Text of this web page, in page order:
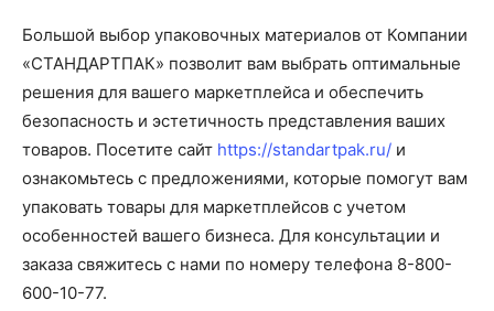
Большой выбор упаковочных материалов от Компании
«СТАНДАРТПАК» позволит вам выбрать оптимальные
решения для вашего маркетплейса и обеспечить
безопасность и эстетичность представления ваших
товаров. Посетите сайт https://standartpak.ru/ и
ознакомьтесь с предложениями, которые помогут вам
упаковать товары для маркетплейсов с учетом
особенностей вашего бизнеса. Для консультации и
заказа свяжитесь с нами по номеру телефона 8-800-
600-10-77.